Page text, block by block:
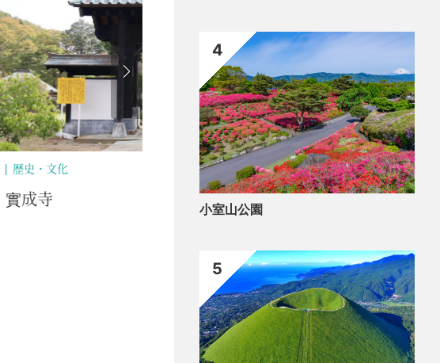
歴史・文化
大見小藤太成家（おおみ ことうた しげいえ）の墓
小室山公園
4
5